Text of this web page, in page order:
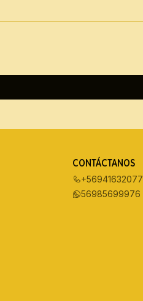
CONTÁCTANOS
+56941632077
56985699976